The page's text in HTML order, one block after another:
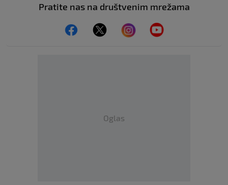
Pratite nas na društvenim mrežama
Oglas